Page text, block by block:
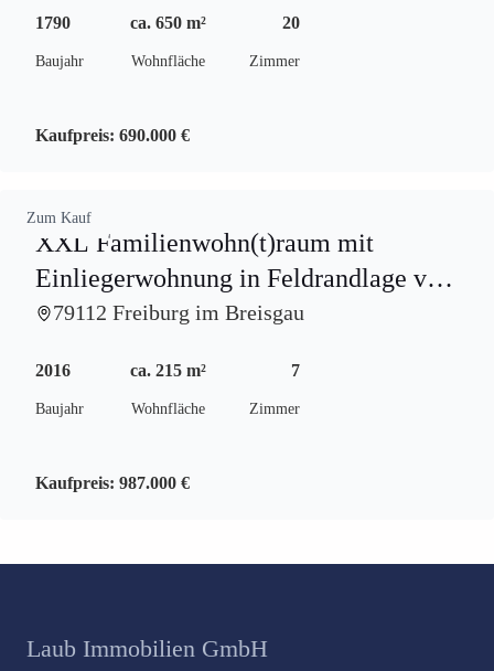
1790
Baujahr
ca. 650 m²
Wohnfläche
20
Zimmer
Kaufpreis: 690.000 €
Zum Kauf
XXL Familienwohn(t)raum mit
Einliegerwohnung in Feldrandlage von
Waltershofen
79112 Freiburg im Breisgau
2016
Baujahr
ca. 215 m²
Wohnfläche
7
Zimmer
Kaufpreis: 987.000 €
Laub Immobilien GmbH